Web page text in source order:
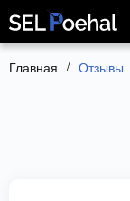
Главная Отзывы